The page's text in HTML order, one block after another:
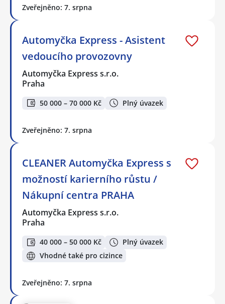
Zveřejněno: 7. srpna
Automyčka Express - Asistent
vedoucího provozovny
Automyčka Express s.r.o.
Praha
50 000 – 70 000 Kč Plný úvazek
Zveřejněno: 7. srpna
CLEANER Automyčka Express s
možností karierního růstu /
Nákupní centra PRAHA
Automyčka Express s.r.o.
Praha
40 000 – 50 000 Kč
Plný úvazek
Vhodné také pro cizince
Zveřejněno: 7. srpna